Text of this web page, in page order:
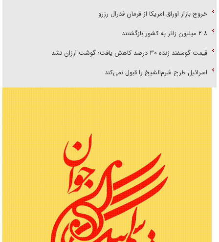
خروج بازار اوراق امریکا از فرمان فدرال رزرو
۲.۸ میلیون زائر به کشور بازگشتند
قیمت گوسفند زنده ۳۰ درصد کاهش یافت؛ گوشت ارزان نشد
اسرائیل طرح شرم‌الشیخ را قبول نمی‌کند